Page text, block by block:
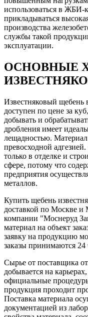
использоваться в ЖБИ-
прикладываться
производства
службы такой
эксплуатации.
ОСНОВНЫЕ
Известняковый
доступен по цене за
добывать и
дробления имеет
лещадностью. Материал
превосходной
только в отделке и
сфере, потому что
предприятия
металлов.
Купить щебень
доставкой по Москве и
компании "Моснеруд
материал на объект
заявку на продукцию
заказы принимаются 24
Сырье от поставщика
добывается на
официальные
продукция проходит
Поставка материала
документацией из